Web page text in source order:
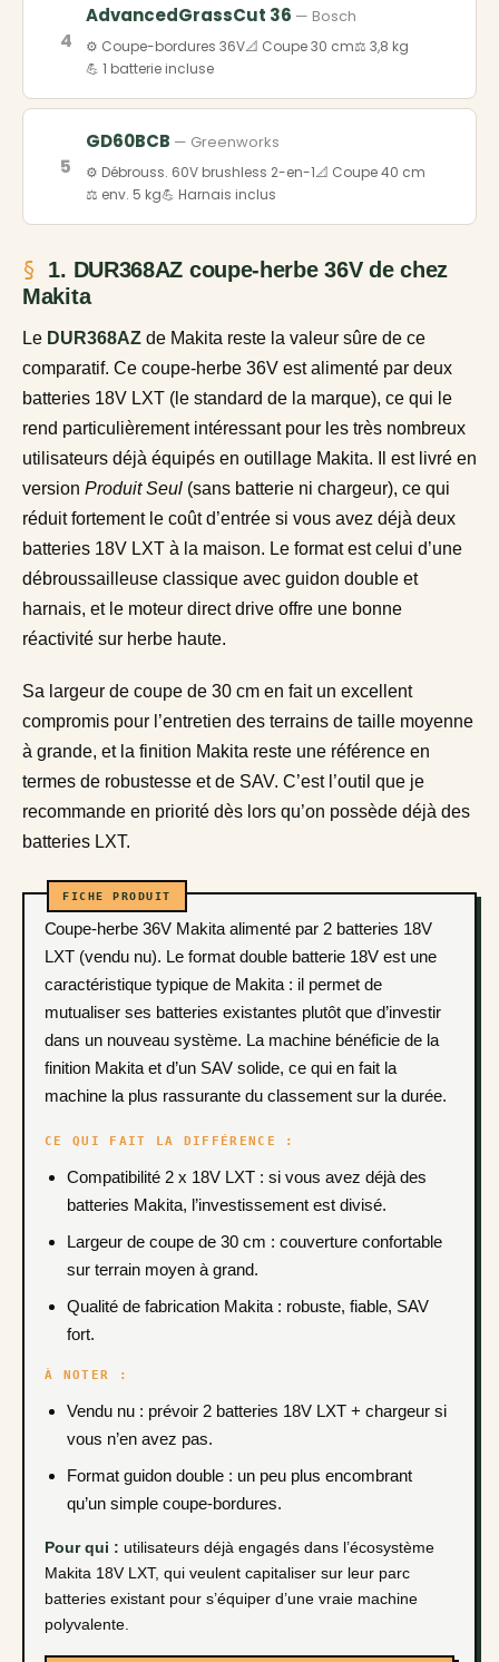
4
AdvancedGrassCut 36 — Bosch
⚙️ Coupe-bordures 36V📐 Coupe 30 cm⚖️ 3,8 kg
💪 1 batterie incluse
5
GD60BCB — Greenworks
⚙️ Débrouss. 60V brushless 2-en-1📐 Coupe 40 cm
⚖️ env. 5 kg💪 Harnais inclus
1. DUR368AZ coupe-herbe 36V de chez
Makita
Le DUR368AZ de Makita reste la valeur sûre de ce
comparatif. Ce coupe-herbe 36V est alimenté par deux
batteries 18V LXT (le standard de la marque), ce qui le
rend particulièrement intéressant pour les très nombreux
utilisateurs déjà équipés en outillage Makita. Il est livré en
version Produit Seul (sans batterie ni chargeur), ce qui
réduit fortement le coût d’entrée si vous avez déjà deux
batteries 18V LXT à la maison. Le format est celui d’une
débroussailleuse classique avec guidon double et
harnais, et le moteur direct drive offre une bonne
réactivité sur herbe haute.
Sa largeur de coupe de 30 cm en fait un excellent
compromis pour l’entretien des terrains de taille moyenne
à grande, et la finition Makita reste une référence en
termes de robustesse et de SAV. C’est l’outil que je
recommande en priorité dès lors qu’on possède déjà des
batteries LXT.
Coupe-herbe 36V Makita alimenté par 2 batteries 18V
LXT (vendu nu). Le format double batterie 18V est une
caractéristique typique de Makita : il permet de
mutualiser ses batteries existantes plutôt que d’investir
dans un nouveau système. La machine bénéficie de la
finition Makita et d’un SAV solide, ce qui en fait la
machine la plus rassurante du classement sur la durée.
CE QUI FAIT LA DIFFÉRENCE :
Compatibilité 2 x 18V LXT : si vous avez déjà des
batteries Makita, l’investissement est divisé.
Largeur de coupe de 30 cm : couverture confortable
sur terrain moyen à grand.
Qualité de fabrication Makita : robuste, fiable, SAV
fort.
À NOTER :
Vendu nu : prévoir 2 batteries 18V LXT + chargeur si
vous n’en avez pas.
Format guidon double : un peu plus encombrant
qu’un simple coupe-bordures.
Pour qui : utilisateurs déjà engagés dans l’écosystème
Makita 18V LXT, qui veulent capitaliser sur leur parc
batteries existant pour s’équiper d’une vraie machine
polyvalente.